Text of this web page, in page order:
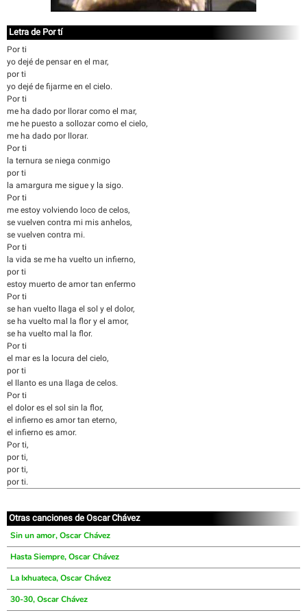
Letra de Por tí
Por ti
yo dejé de pensar en el mar,
por ti
yo dejé de fijarme en el cielo.
Por ti
me ha dado por llorar como el mar,
me he puesto a sollozar como el cielo,
me ha dado por llorar.
Por ti
la ternura se niega conmigo
por ti
la amargura me sigue y la sigo.
Por ti
me estoy volviendo loco de celos,
se vuelven contra mi mis anhelos,
se vuelven contra mi.
Por ti
la vida se me ha vuelto un infierno,
por ti
estoy muerto de amor tan enfermo
Por ti
se han vuelto llaga el sol y el dolor,
se ha vuelto mal la flor y el amor,
se ha vuelto mal la flor.
Por ti
el mar es la locura del cielo,
por ti
el llanto es una llaga de celos.
Por ti
el dolor es el sol sin la flor,
el infierno es amor tan eterno,
el infierno es amor.
Por ti,
por ti,
por ti,
por ti.
Otras canciones de Oscar Chávez
Sin un amor, Oscar Chávez
Hasta Siempre, Oscar Chávez
La Ixhuateca, Oscar Chávez
30-30, Oscar Chávez